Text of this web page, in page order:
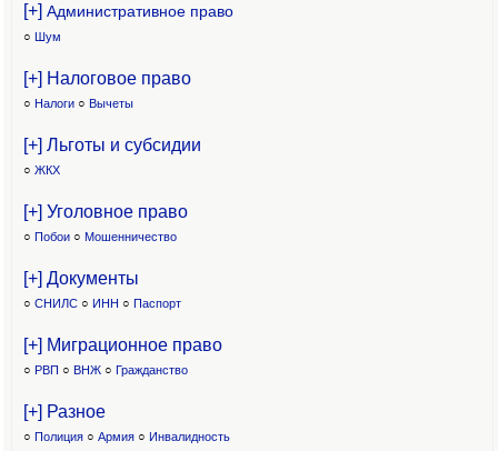
[+] Административное право
○ Шум
[+] Налоговое право
○ Налоги ○ Вычеты
[+] Льготы и субсидии
○ ЖКХ
[+] Уголовное право
○ Побои ○ Мошенничество
[+] Документы
○ СНИЛС ○ ИНН ○ Паспорт
[+] Миграционное право
○ РВП ○ ВНЖ ○ Гражданство
[+] Разное
○ Полиция ○ Армия ○ Инвалидность